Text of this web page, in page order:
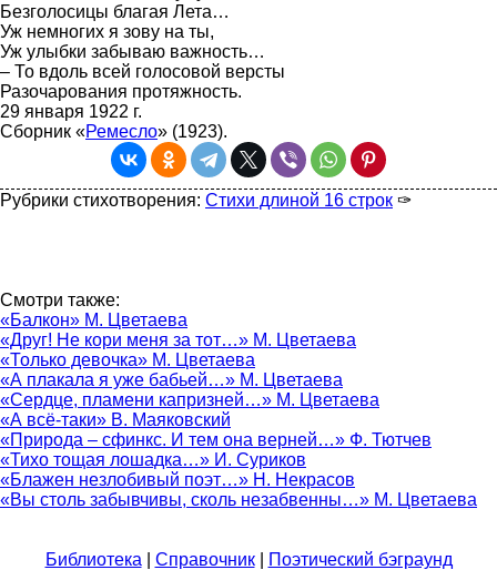
Безголосицы благая Лета…
Уж немногих я зову на ты,
Уж улыбки забываю важность…
– То вдоль всей голосовой версты
Разочарования протяжность.
29 января 1922 г.
Сборник «Ремесло» (1923).
Рубрики стихотворения: Стихи длиной 16 строк ✑
Смотри также:
«Балкон» М. Цветаева
«Друг! Не кори меня за тот…» М. Цветаева
«Только девочка» М. Цветаева
«А плакала я уже бабьей…» М. Цветаева
«Сердце, пламени капризней…» М. Цветаева
«А всё-таки» В. Маяковский
«Природа – сфинкс. И тем она верней…» Ф. Тютчев
«Тихо тощая лошадка…» И. Суриков
«Блажен незлобивый поэт…» Н. Некрасов
«Вы столь забывчивы, сколь незабвенны…» М. Цветаева
Библиотека Справочник| Поэтический бэграунд